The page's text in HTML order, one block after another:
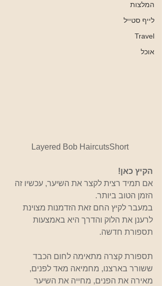
המלצות
לייף סטייל
Travel
אוכל
Layered Bob HaircutsShort
הקיץ כאן!
אם תמיד רצית לקצר את השיער, עכשיו זה
הזמן הטוב ביותר.
במעבר לקיץ החם זאת הזדמנות מצוינת
לרענן את הלוק והדרך היא באמצעות
תספורת חדשה.
תספורת קצרה מתאימה לחום הכבד
ששורר בארצנו, מחמיאה מאד לפנים,
מאירה את הפנים, מחייה את השיער